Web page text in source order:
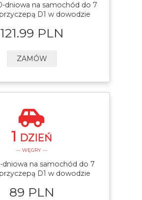
dniowa na samochód do 7
D1 w dowodzie
121.99 PLN
ZAMÓW
1 DZIEŃ
— WĘGRY —
dniowa na samochód do 7
D1 w dowodzie
89 PLN